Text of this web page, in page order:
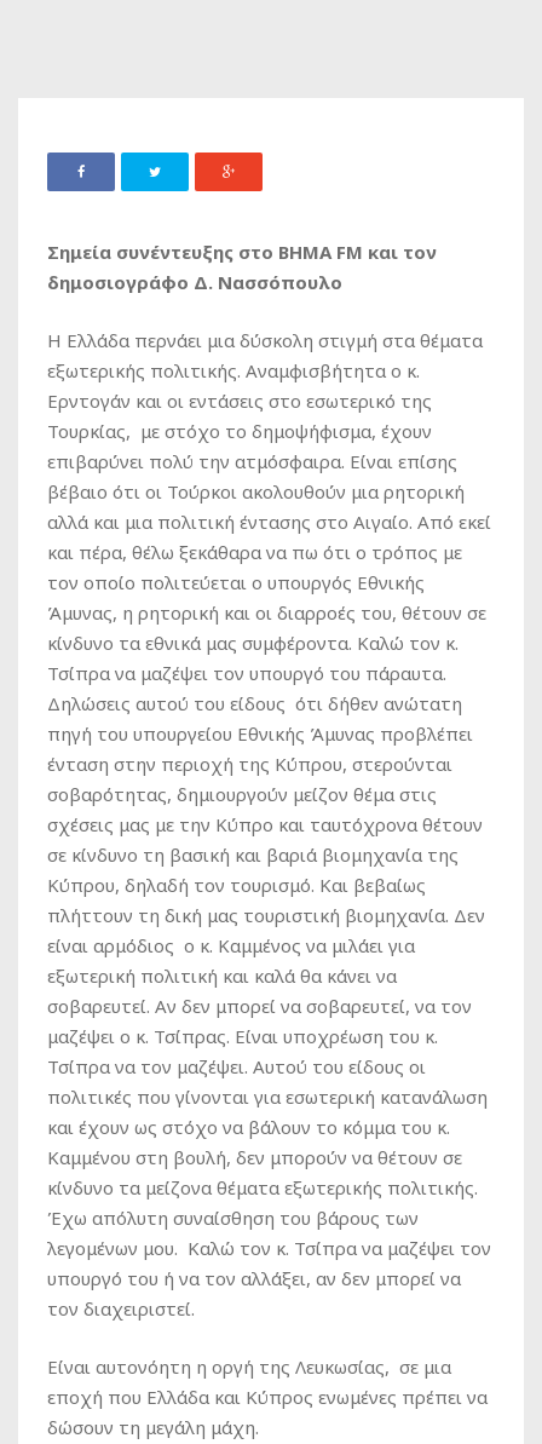
Σημεία συνέντευξης στο ΒΗΜΑ FM και τον
δημοσιογράφο Δ. Νασσόπουλο
Η Ελλάδα περνάει μια δύσκολη στιγμή στα θέματα
εξωτερικής πολιτικής. Αναμφισβήτητα ο κ.
Ερντογάν και οι εντάσεις στο εσωτερικό της
Τουρκίας, με στόχο το δημοψήφισμα, έχουν
επιβαρύνει πολύ την ατμόσφαιρα. Είναι επίσης
βέβαιο ότι οι Τούρκοι ακολουθούν μια ρητορική
αλλά και μια πολιτική έντασης στο Αιγαίο. Από εκεί
και πέρα, θέλω ξεκάθαρα να πω ότι ο τρόπος με
τον οποίο πολιτεύεται ο υπουργός Εθνικής
Άμυνας, η ρητορική και οι διαρροές του, θέτουν σε
κίνδυνο τα εθνικά μας συμφέροντα. Καλώ τον κ.
Τσίπρα να μαζέψει τον υπουργό του πάραυτα.
Δηλώσεις αυτού του είδους ότι δήθεν ανώτατη
πηγή του υπουργείου Εθνικής Άμυνας προβλέπει
ένταση στην περιοχή της Κύπρου, στερούνται
σοβαρότητας, δημιουργούν μείζον θέμα στις
σχέσεις μας με την Κύπρο και ταυτόχρονα θέτουν
σε κίνδυνο τη βασική και βαριά βιομηχανία της
Κύπρου, δηλαδή τον τουρισμό. Και βεβαίως
πλήττουν τη δική μας τουριστική βιομηχανία. Δεν
είναι αρμόδιος ο κ. Καμμένος να μιλάει για
εξωτερική πολιτική και καλά θα κάνει να
σοβαρευτεί. Αν δεν μπορεί να σοβαρευτεί, να τον
μαζέψει ο κ. Τσίπρας. Είναι υποχρέωση του κ.
Τσίπρα να τον μαζέψει. Αυτού του είδους οι
πολιτικές που γίνονται για εσωτερική κατανάλωση
και έχουν ως στόχο να βάλουν το κόμμα του κ.
Καμμένου στη βουλή, δεν μπορούν να θέτουν σε
κίνδυνο τα μείζονα θέματα εξωτερικής πολιτικής.
Έχω απόλυτη συναίσθηση του βάρους των
λεγομένων μου. Καλώ τον κ. Τσίπρα να μαζέψει τον
υπουργό του ή να τον αλλάξει, αν δεν μπορεί να
τον διαχειριστεί.
Είναι αυτονόητη η οργή της Λευκωσίας, σε μια
εποχή που Ελλάδα και Κύπρος ενωμένες πρέπει να
δώσουν τη μεγάλη μάχη.